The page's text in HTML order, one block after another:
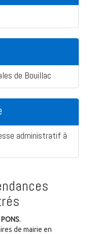
de Bouillac
administratif à
.
de mairie en